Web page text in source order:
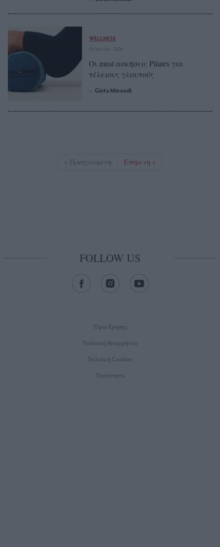
WELLNESS
18 Ιουνίου 2026
Οι must ασκήσεις Pilates για
τέλειους γλουτούς
Giota Minoudi
« Προηγούμενη Επόμενη »
FOLLOW US
Όροι Xρήσης
Πολιτική Απορρήτου
Πολιτική Cookies
Ταυτότητα